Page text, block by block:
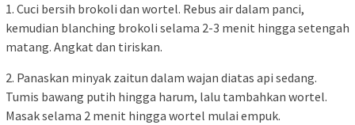
1. Cuci bersih brokoli dan wortel. Rebus air dalam panci,
kemudian blanching brokoli selama 2-3 menit hingga setengah
matang. Angkat dan tiriskan.
2. Panaskan minyak zaitun dalam wajan diatas api sedang.
Tumis bawang putih hingga harum, lalu tambahkan wortel.
Masak selama 2 menit hingga wortel mulai empuk.